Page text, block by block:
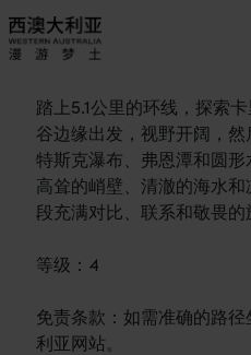
踏上5.1公里的环线，探索
谷边缘出发，视野开阔，
特斯克瀑布、弗恩潭和圆
高耸的峭壁、清澈的海水
段充满对比、联系和敬畏的
等级：4
免责条款：如需准确的路
利亚网站。